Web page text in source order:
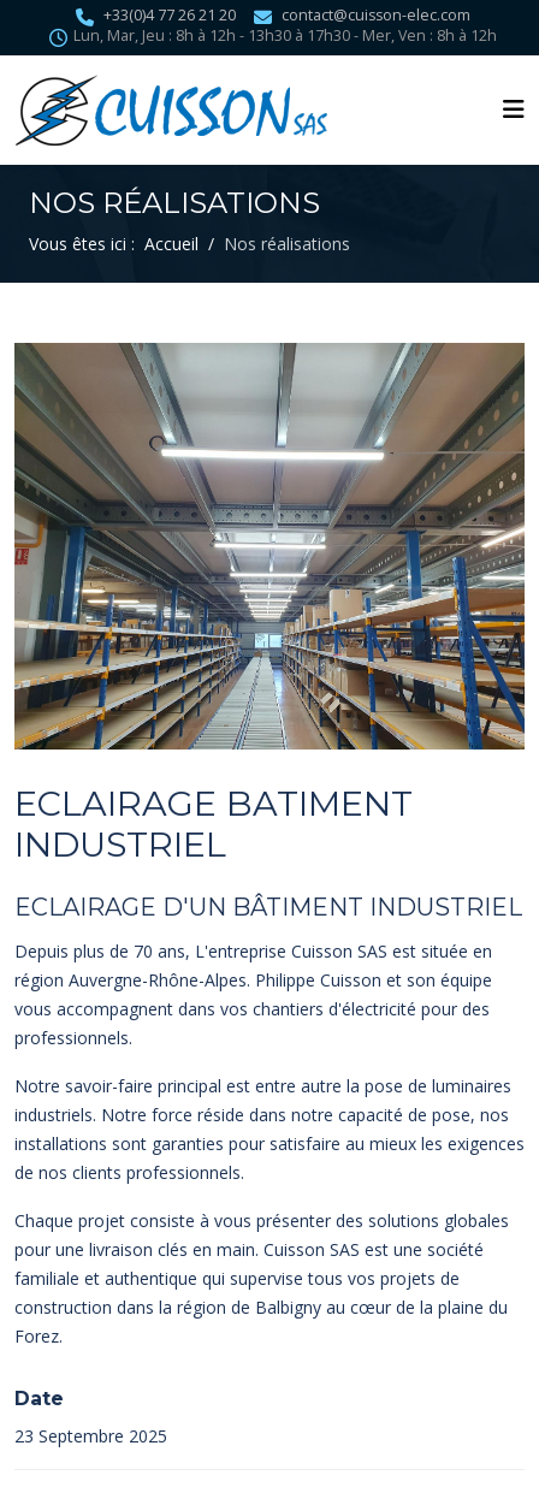
+33(0)4 77 26 21 20
contact@cuisson-elec.com
Lun, Mar, Jeu : 8h à 12h - 13h30 à 17h30 - Mer, Ven : 8h à 12h
NOS RÉALISATIONS
Vous êtes ici : Accueil Nos réalisations
ECLAIRAGE BATIMENT
INDUSTRIEL
ECLAIRAGE D'UN BÂTIMENT INDUSTRIEL
Depuis plus de 70 ans, L'entreprise Cuisson SAS est située en
région Auvergne-Rhône-Alpes. Philippe Cuisson et son équipe
vous accompagnent dans vos chantiers d'électricité pour des
professionnels.
Notre savoir-faire principal est entre autre la pose de luminaires
industriels. Notre force réside dans notre capacité de pose, nos
installations sont garanties pour satisfaire au mieux les exigences
de nos clients professionnels.
Chaque projet consiste à vous présenter des solutions globales
pour une livraison clés en main. Cuisson SAS est une société
familiale et authentique qui supervise tous vos projets de
construction dans la région de Balbigny au cœur de la plaine du
Forez.
Date
23 Septembre 2025